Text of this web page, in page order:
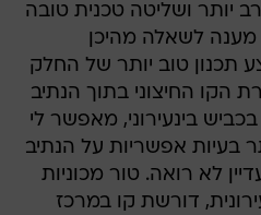
יותר ושליטה טכנית טובה
מענה לשאלה מהיכן
תכנון טוב יותר של החלק
הקו החיצוני בתוך הנתיב
בינעירוני, מאפשר לי
בעיות אפשריות על הנתיב
לא רואה. טור מכוניות
דורשת קו במרכז